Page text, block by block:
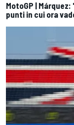
MotoGP |
punti in cui ora